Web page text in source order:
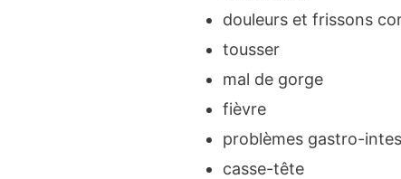
douleurs et frissons
tousser
mal de gorge
fièvre
problèmes gastro-
casse-tête